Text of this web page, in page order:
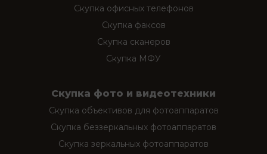
Скупка офисных телефонов
Скупка факсов
Скупка сканеров
Скупка МФУ
Скупка фото и видеотехники
Скупка объективов для фотоаппаратов
Скупка беззеркальных фотоаппаратов
Скупка зеркальных фотоаппаратов